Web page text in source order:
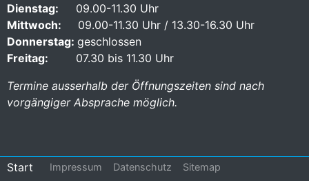
Dienstag: 09.00-11.30 Uhr
Mittwoch:
09.00-11.30 Uhr / 13.30-16.30 Uhr
Donnerstag: geschlossen
Freitag: 07.30 bis 11.30 Uhr
Termine ausserhalb der Öffnungszeiten sind nach
vorgängiger Absprache möglich.
Footer
Start Impressum Datenschutz Sitemap